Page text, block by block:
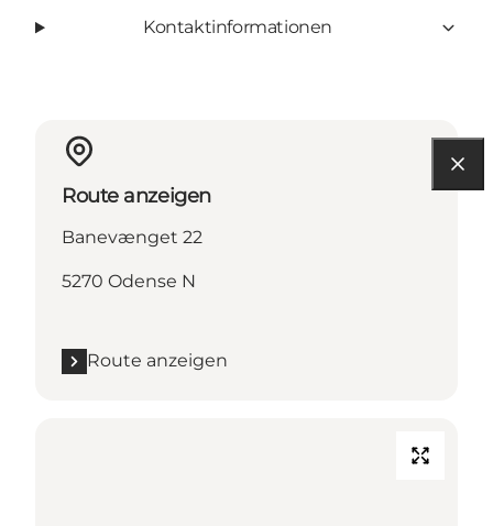
Kontaktinformationen
Route anzeigen
Banevænget 22
5270 Odense N
Route anzeigen